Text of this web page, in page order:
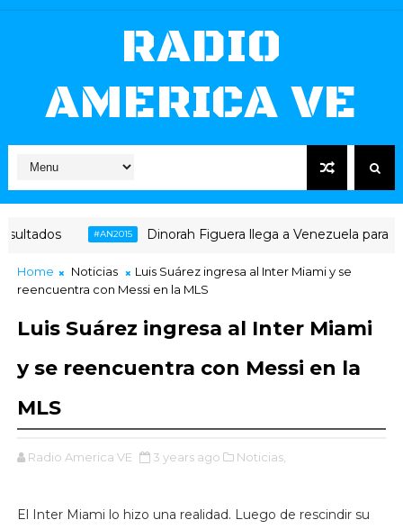
RADIO
AMERICA VE
#AN2015 Dinorah Figuera llega a Venezuela para el
Home Noticias
Luis Suárez ingresa al Inter Miami y se
reencuentra con Messi en la MLS
Luis Suárez ingresa al Inter Miami
y se reencuentra con Messi en la
MLS
Radio America VE 3 years ago Noticias,
El Inter Miami lo hizo una realidad. Luego de rescindir su